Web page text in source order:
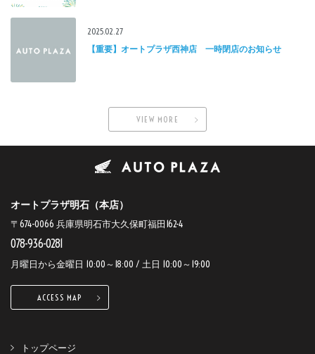
2025.02.27
【重要】オートプラザ西神店 一時閉店のお知らせ
VIEW MORE
オートプラザ明石（本店）
〒674-0066 兵庫県明石市大久保町福田162-4
078-936-0281
月曜日から金曜日 10:00～18:00 / 土日 10:00～19:00
ACCESS MAP
トップページ